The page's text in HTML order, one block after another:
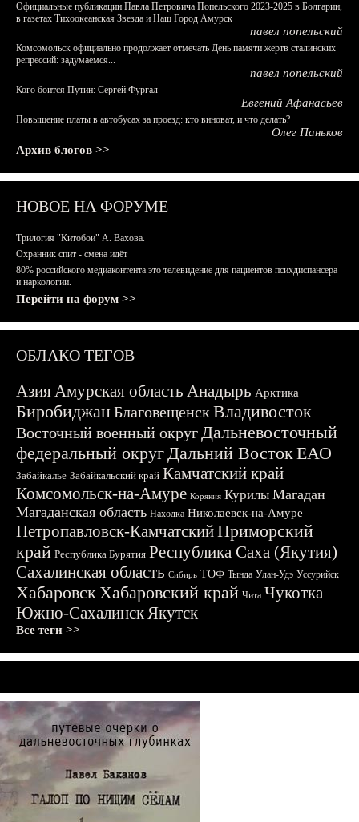
Официальные публикации Павла Петровича Попельского 2023-2025 в Болгарии,
в газетах Тихоокеанская Звезда и Наш Город Амурск
павел попельский
Комсомольск официально продолжает отмечать День памяти жертв сталинских
репрессий: задумаемся...
павел попельский
Кого боится Путин: Сергей Фургал
Евгений Афанасьев
Повышение платы в автобусах за проезд: кто виноват, и что делать?
Олег Паньков
Архив блогов >>
НОВОЕ НА ФОРУМЕ
Трилогия "Китобои" А. Вахова.
Охранник спит - смена идёт
80% российского медиаконтента это телевидение для пациентов психдиспансера
и наркологии.
Перейти на форум >>
ОБЛАКО ТЕГОВ
АзияАмурская область Анадырь Арктика
БиробиджанБлаговещенскВладивосток
Восточный военный округДальневосточный
федеральный округДальний ВостокЕАО
Забайкалье Забайкальский край Камчатский край
Комсомольск-на-Амуре Корякия Курилы Магадан
Магаданская область Находка Николаевск-на-Амуре
Петропавловск-КамчатскийПриморский
край Республика Бурятия Республика Саха (Якутия)
Сахалинская область Сибирь ТОФ Тында Улан-Удэ Уссурийск
ХабаровскХабаровский край Чита Чукотка
Южно-СахалинскЯкутск
Все теги >>